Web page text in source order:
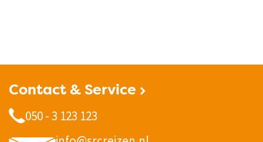
Contact & Service
050 - 3 123 123